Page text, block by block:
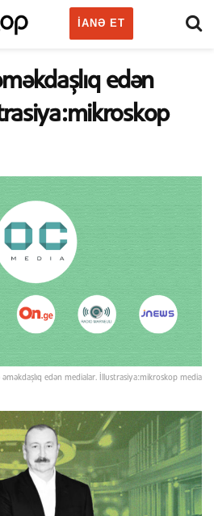
IANƏ ET
edən
əməkdaşlıq edən medialar. İllustrasiya:mikroskop media